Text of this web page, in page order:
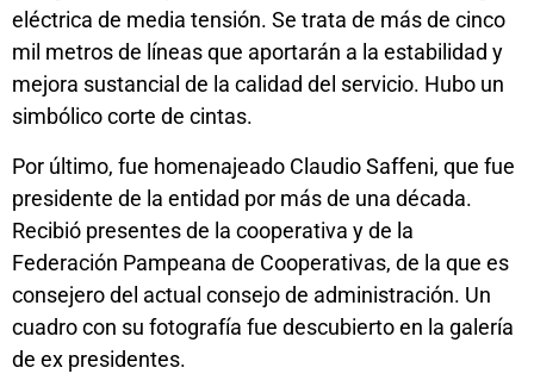
eléctrica de media tensión. Se trata de más de cinco
mil metros de líneas que aportarán a la estabilidad y
mejora sustancial de la calidad del servicio. Hubo un
simbólico corte de cintas.
Por último, fue homenajeado Claudio Saffeni, que fue
presidente de la entidad por más de una década.
Recibió presentes de la cooperativa y de la
Federación Pampeana de Cooperativas, de la que es
consejero del actual consejo de administración. Un
cuadro con su fotografía fue descubierto en la galería
de ex presidentes.